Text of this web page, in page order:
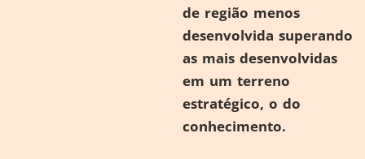
de região menos
desenvolvida superando
as mais desenvolvidas
em um terreno
estratégico, o do
conhecimento.